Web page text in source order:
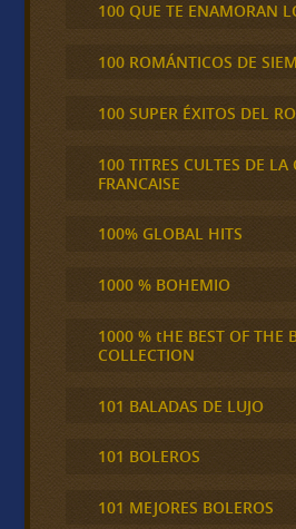
100 QUE TE ENAMORAN
100 ROMÁNTICOS DE
100 SUPER ÉXITOS DEL
100 TITRES CULTES DE LA
FRANCAISE
100% GLOBAL HITS
1000 % BOHEMIO
1000 % tHE BEST OF THE
COLLECTION
101 BALADAS DE LUJO
101 BOLEROS
101 MEJORES BOLEROS